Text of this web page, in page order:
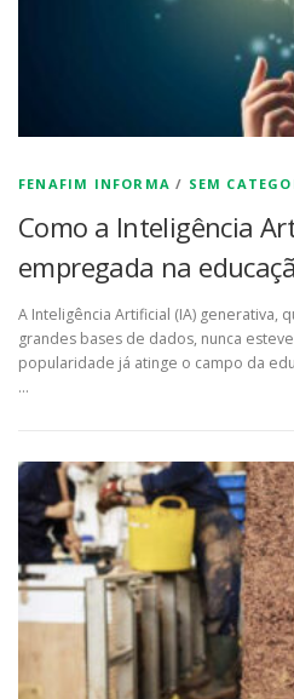
FENAFIM INFORMA / SEM
Como a Inteligência
empregada na
A Inteligência Artificial (IA) generativa,
grandes bases de dados, nunca
popularidade já atinge o campo da
…